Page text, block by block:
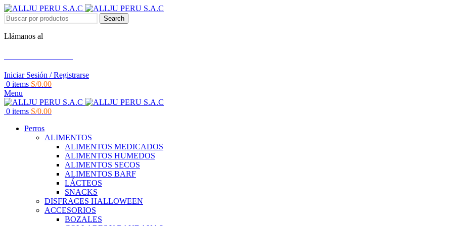
Search
Llámanos al
Iniciar Sesión / Registrarse
0 items S/0.00
Menu
0 items S/0.00
Perros
ALIMENTOS
ALIMENTOS MEDICADOS
ALIMENTOS HUMEDOS
ALIMENTOS SECOS
ALIMENTOS BARF
LÁCTEOS
SNACKS
DISFRACES HALLOWEEN
ACCESORIOS
BOZALES